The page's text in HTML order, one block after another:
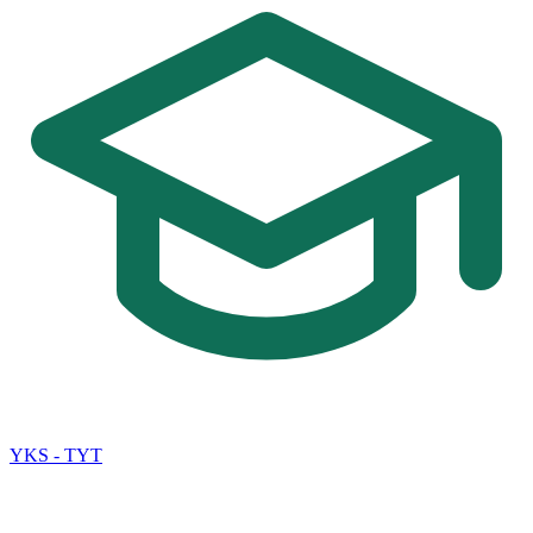
YKS - TYT